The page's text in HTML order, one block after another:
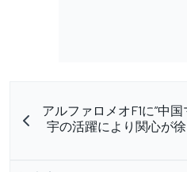
アルファロメオF1に”中
宇の活躍により関心が